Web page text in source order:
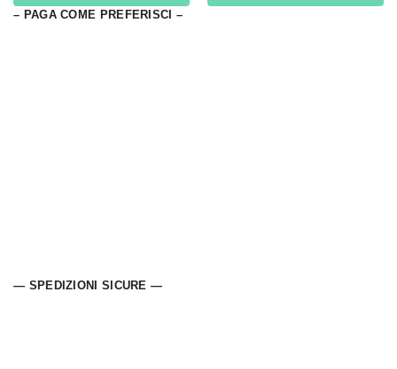
– PAGA COME PREFERISCI –
— SPEDIZIONI SICURE —